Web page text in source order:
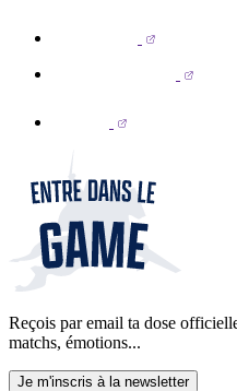
Reçois par email ta dose
matchs, émotions...
Je m'inscris à la newsletter